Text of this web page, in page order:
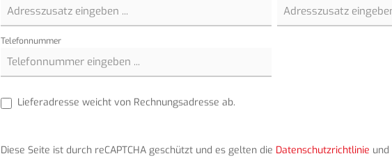
Telefonnummer
Lieferadresse weicht von Rechnungsadresse ab.
Diese Seite ist durch reCAPTCHA geschützt und es gelten die Datenschutzrichtlinie und